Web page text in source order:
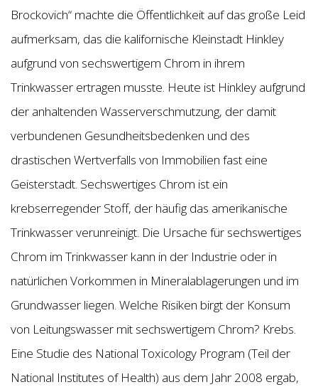
Brockovich“ machte die Öffentlichkeit auf das große Leid
aufmerksam, das die kalifornische Kleinstadt Hinkley
aufgrund von sechswertigem Chrom in ihrem
Trinkwasser ertragen musste. Heute ist Hinkley aufgrund
der anhaltenden Wasserverschmutzung, der damit
verbundenen Gesundheitsbedenken und des
drastischen Wertverfalls von Immobilien fast eine
Geisterstadt. Sechswertiges Chrom ist ein
krebserregender Stoff, der häufig das amerikanische
Trinkwasser verunreinigt. Die Ursache für sechswertiges
Chrom im Trinkwasser kann in der Industrie oder in
natürlichen Vorkommen in Mineralablagerungen und im
Grundwasser liegen. Welche Risiken birgt der Konsum
von Leitungswasser mit sechswertigem Chrom? Krebs.
Eine Studie des National Toxicology Program (Teil der
National Institutes of Health) aus dem Jahr 2008 ergab,